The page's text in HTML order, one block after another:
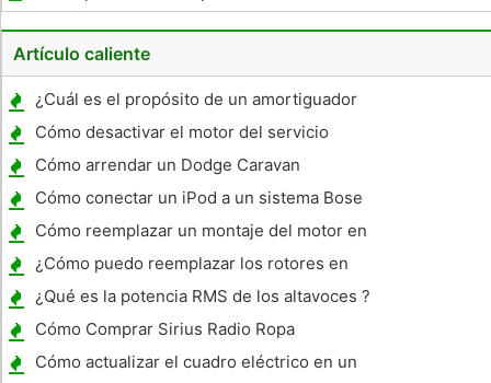
Artículo caliente
¿Cuál es el propósito de un amortiguador
de chispas en una Silenciador ATV ?
Cómo desactivar el motor del servicio
pronto la luz en un 1999 Mazda Protege
Cómo arrendar un Dodge Caravan
Cómo conectar un iPod a un sistema Bose
MX5 Miata
Cómo reemplazar un montaje del motor en
un Sonata
¿Cómo puedo reemplazar los rotores en
una Toyota 4Runner 2002?
¿Qué es la potencia RMS de los altavoces ?
Cómo Comprar Sirius Radio Ropa
Cómo actualizar el cuadro eléctrico en un